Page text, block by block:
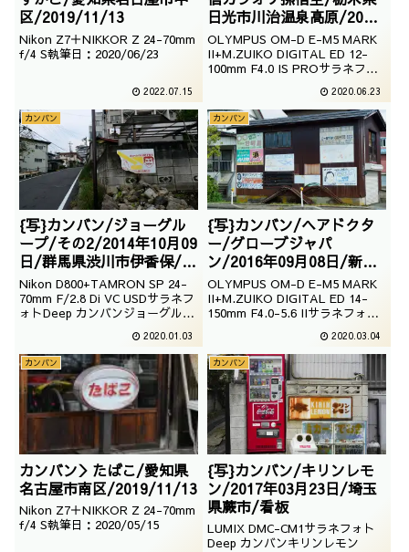
区/2019/11/13
Nikon Z7＋NIKKOR Z 24-70mm
f/4 S執筆日：2020/06/23
2022.07.15
日光市川治温泉高原/2017
年11月08日
OLYMPUS OM-D E-M5 MARK
II+M.ZUIKO DIGITAL ED 12-
100mm F4.0 IS PROサラネフォ
2020.06.23
カンバン
{写}カンバン/ジョーグル
ープ/その2/2014年10月09
日/群馬県渋川市伊香保/看
板
Nikon D800+TAMRON SP 24-
70mm F/2.8 Di VC USDサラネフ
ォトDeep カンバンジョーグルー
2020.01.03
カンバン
{写}カンバン/ヘアドクタ
ー/グローブジャパ
ン/2016年09月08日/新潟
県魚沼市/看板
OLYMPUS OM-D E-M5 MARK
II+M.ZUIKO DIGITAL ED 14-
150mm F4.0-5.6 IIサラネフォト
2020.03.04
カンバン
カンバン＞たばこ/愛知県
名古屋市南区/2019/11/13
Nikon Z7＋NIKKOR Z 24-70mm
f/4 S執筆日：2020/05/15
カンバン
{写}カンバン/キリンレモ
ン/2017年03月23日/埼玉
県蕨市/看板
LUMIX DMC-CM1サラネフォト
Deep カンバンキリンレモン